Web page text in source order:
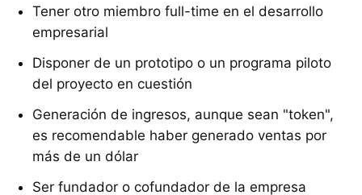
Tener otro miembro full-time en el desarrollo
empresarial
Disponer de un prototipo o un programa piloto
del proyecto en cuestión
Generación de ingresos, aunque sean "token",
es recomendable haber generado ventas por
más de un dólar
Ser fundador o cofundador de la empresa